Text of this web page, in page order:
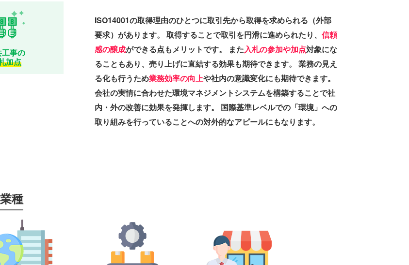
事の
加点
ISO14001の取得理由のひとつに取引先から取得を求められる（外部
要求）があります。 取得することで取引を円滑に進められたり、 信頼
感の醸成ができる点もメリットです。 また入札の参加や加点対象にな
ることもあり、売り上げに直結する効果も期待できます。 業務の見え
る化も行うため業務効率の向上や社内の意識変化にも期待できます。
会社の実情に合わせた環境マネジメントシステムを構築することで社
内・外の改善に効果を発揮します。 国際基準レベルでの「環境」への
取り組みを行っていることへの対外的なアピールにもなります。
種